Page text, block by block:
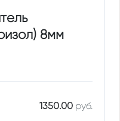
8мм
1350.00руб.